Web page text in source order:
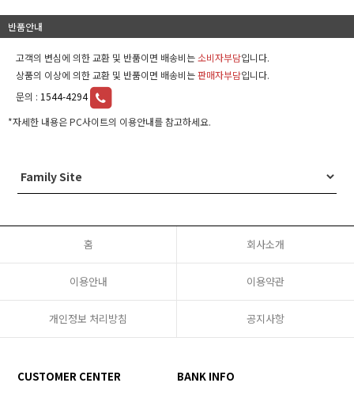
반품안내
고객의 변심에 의한 교환 및 반품이면 배송비는소비자부담입니다.
상품의 이상에 의한 교환 및 반품이면 배송비는판매자부담입니다.
문의 : 1544-4294
*자세한 내용은 PC사이트의 이용안내를 참고하세요.
홈 회사소개
이용안내 이용약관
개인정보 처리방침 공지사항
CUSTOMER CENTER
BANK INFO